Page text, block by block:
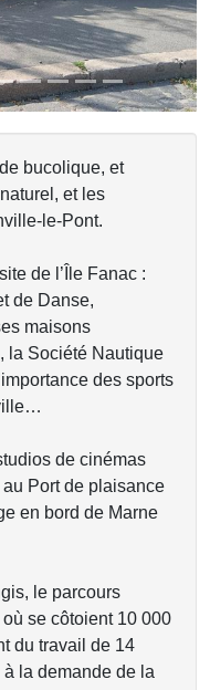
bucolique, et
et les
le-Pont.
de l’Île Fanac :
de Danse,
maisons
la Société Nautique
des sports
de cinémas
Port de plaisance
en bord de Marne
le parcours
se côtoient 10 000
du travail de 14
la demande de la